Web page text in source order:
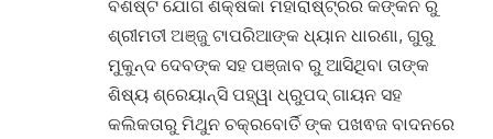
ବିଶିଷ୍ଟ ଯୋଗ ଶିକ୍ଷିକା ମହାରାଷ୍ଟ୍ରର କଙ୍କନ ରୁ
ଶ୍ରୀମତୀ ଅଞ୍ଜୁ ଟାପରିଆଙ୍କ ଧ୍ୟାନ ଧାରଣା, ଗୁରୁ
ମୁକୁନ୍ଦ ଦେବଙ୍କ ସହ ପଞ୍ଜାବ ରୁ ଆସିଥିବା ତାଙ୍କ
ଶିଷ୍ୟ ଶ୍ରେୟାନ୍ସି ପହ୍ୱା ଧ୍ରୁପଦ୍ ଗାୟନ ସହ
କଲିକତାରୁ ମିଥୁନ ଚକ୍ରବୋର୍ତି ଙ୍କ ପଖଵଜ ବାଦନରେ